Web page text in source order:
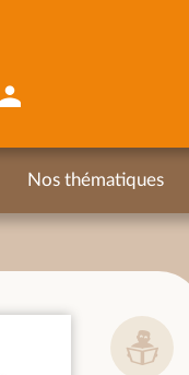
Nos thématiques